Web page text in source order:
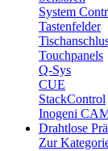
System
Tastenfelder
Touchpanels
Q-Sys
CUE
StackControl
Inogeni
Drahtlose
Zur